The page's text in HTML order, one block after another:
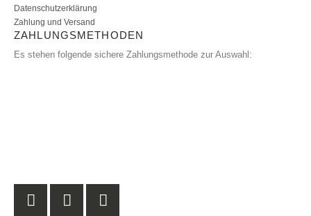
Datenschutzerklärung
Zahlung und Versand
ZAHLUNGSMETHODEN
Es stehen folgende sichere Zahlungsmethode zur Auswahl: